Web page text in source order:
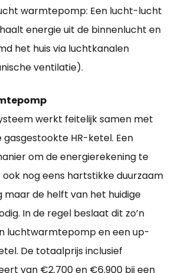
warmtepomp: Een lucht-lucht
energie uit de binnenlucht en
het huis via luchtkanalen
ventilatie).
werkt feitelijk samen met
gasgestookte HR-ketel. Een
om de energierekening te
nog eens hartstikke duurzaam
maar de helft van het huidige
In de regel beslaat dit zo’n
luchtwarmtepomp en een up-
De totaalprijs inclusief
van €2.700 en €6.900 bij een